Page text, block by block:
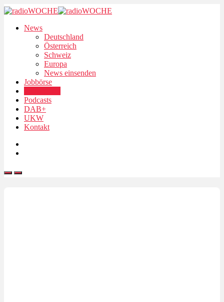
News
Deutschland
Österreich
Schweiz
Europa
News einsenden
Jobbörse
Podcasts
DAB+
UKW
Kontakt